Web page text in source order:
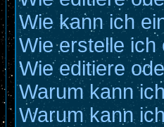
Wie kann ich
Wie erstelle ich
Wie editiere
Warum kann
Warum kann